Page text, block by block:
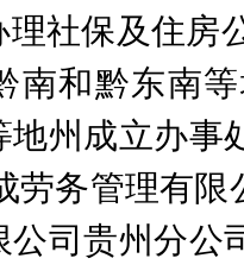
社保及住房
南和黔东南
地州成立办
劳务管理有
公司贵州分